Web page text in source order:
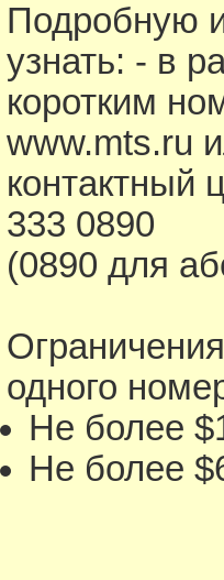
Подробную
узнать: - в
коротким
www.mts.ru
контактный
333 0890
(0890 для
одного
Не более
Не более